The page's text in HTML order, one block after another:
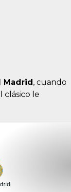
Madrid , cuando
clásico le